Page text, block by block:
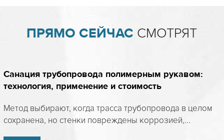
ПРЯМО СЕЙЧАС СМОТРЯТ
Санация трубопровода полимерным рукавом:
технология, применение и стоимость
Метод выбирают, когда трасса трубопровода в целом
сохранена, но стенки повреждены коррозией,...